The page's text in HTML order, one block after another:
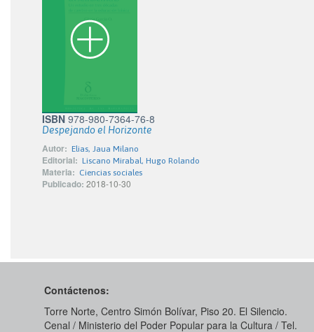
ISBN 978-980-7364-76-8
Despejando el Horizonte
Autor: Elias, Jaua Milano
Editorial: Liscano Mirabal, Hugo Rolando
Materia: Ciencias sociales
Publicado: 2018-10-30
Contáctenos:
Torre Norte, Centro Simón Bolívar, Piso 20. El Silencio.
Cenal / Ministerio del Poder Popular para la Cultura / Tel.